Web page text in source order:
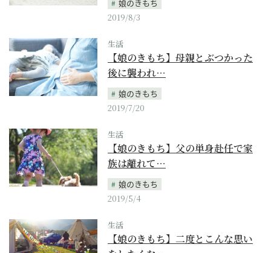
娘のきもち
2019/8/3
生活
【娘のきもち】母親とぶつかった
後に襲われ…
娘のきもち
2019/7/20
生活
【娘のきもち】父の単身赴任で家
族は離れて…
娘のきもち
2019/5/4
生活
【娘のきもち】二度とこんな思い